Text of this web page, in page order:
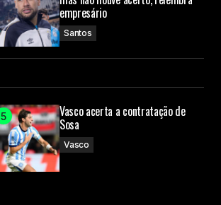
empresário
Santos
Vasco acerta a contratação de
Sosa
Vasco